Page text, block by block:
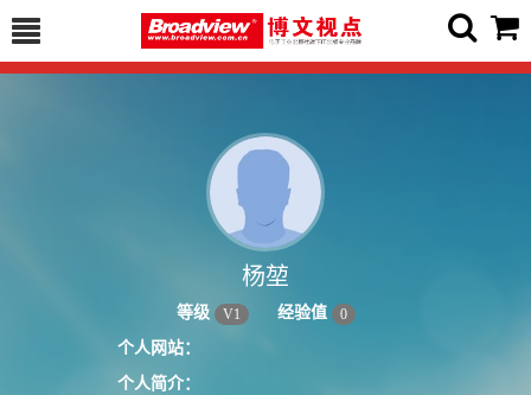
杨堃
等级 V1 经验值 0
个人网站：
个人简介：